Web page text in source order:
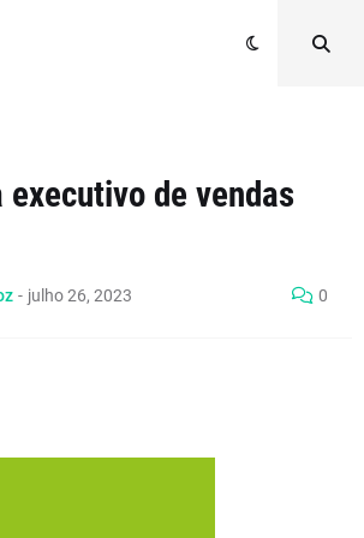
executivo de vendas
- julho 26, 2023 0